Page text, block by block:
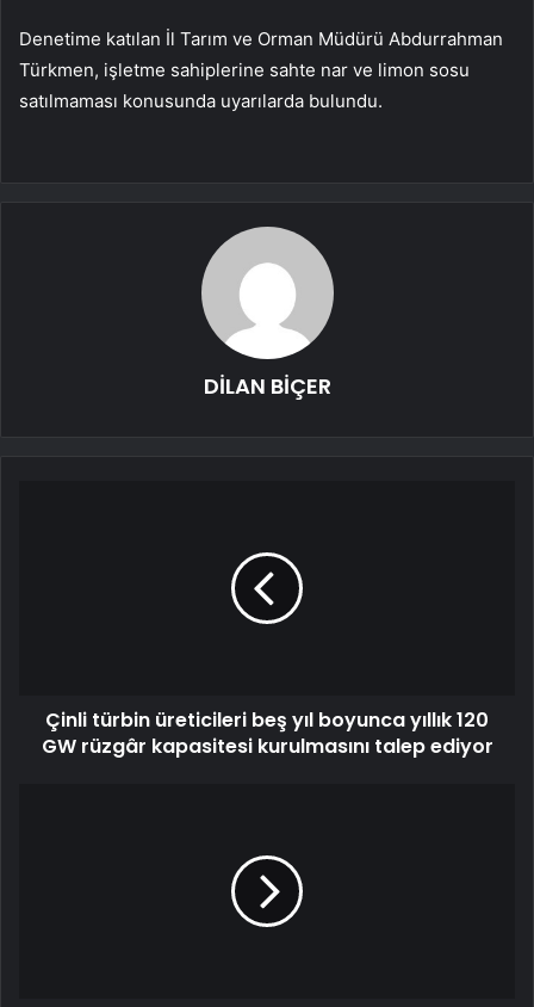
Denetime katılan İl Tarım ve Orman Müdürü Abdurrahman
Türkmen, işletme sahiplerine sahte nar ve limon sosu
satılmaması konusunda uyarılarda bulundu.
DİLAN BİÇER
Çinli türbin üreticileri beş yıl boyunca yıllık 120
GW rüzgâr kapasitesi kurulmasını talep ediyor